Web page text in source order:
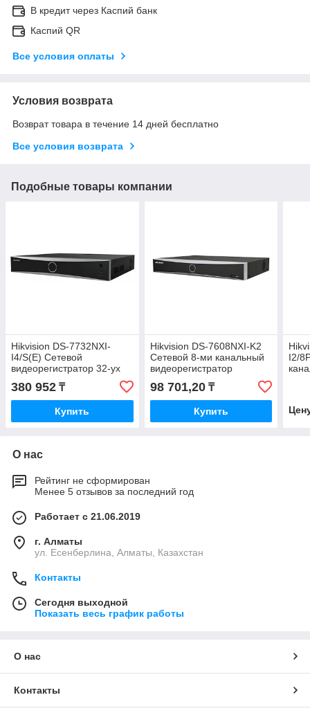
В кредит через Каспий банк
Каспий QR
Все условия оплаты
Условия возврата
Возврат товара в течение 14 дней бесплатно
Все условия возврата
Подобные товары компании
Hikvision DS-7732NXI-
I4/S(E) Сетевой
видеорегистратор 32-ух
канальный
380 952 ₸
Купить
Hikvision DS-7608NXI-K2
Сетевой 8-ми канальный
видеорегистратор
98 701,20₸
Купить
I2/
О нас
Рейтинг не сформирован
Менее 5 отзывов за последний год
Работает с 21.06.2019
г. Алматы
ул. Есенберлина, Алматы, Казахстан
Контакты
Сегодня выходной
Показать весь график работы
О нас
Контакты